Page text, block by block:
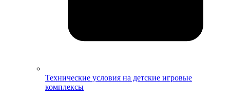
Технические условия на детские игровые
комплексы